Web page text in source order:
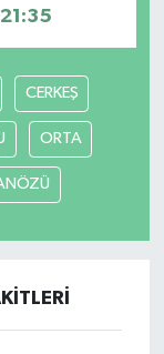
21:35
CERKEŞ
ORTA